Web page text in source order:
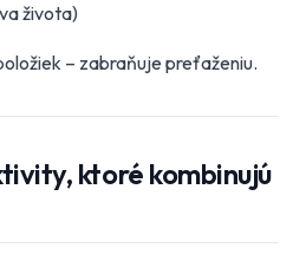
života)
– zabraňuje preťaženiu.
ktoré kombinujú